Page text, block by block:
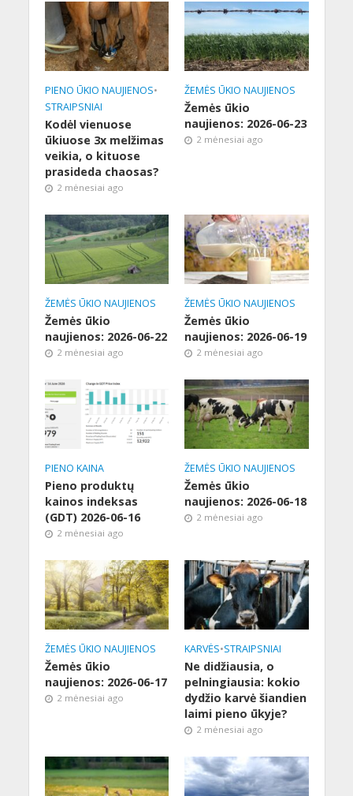
PIENO ŪKIO NAUJIENOS•
STRAIPSNIAI
Kodėl vienuose
ūkiuose 3x melžimas
veikia, o kituose
prasideda chaosas?
2 mėnesiai ago
ŽEMĖS ŪKIO NAUJIENOS
Žemės ūkio
naujienos: 2026-06-23
2 mėnesiai ago
ŽEMĖS ŪKIO NAUJIENOS
Žemės ūkio
naujienos: 2026-06-22
2 mėnesiai ago
ŽEMĖS ŪKIO NAUJIENOS
Žemės ūkio
naujienos: 2026-06-19
2 mėnesiai ago
PIENO KAINA
Pieno produktų
kainos indeksas
(GDT) 2026-06-16
2 mėnesiai ago
ŽEMĖS ŪKIO NAUJIENOS
Žemės ūkio
naujienos: 2026-06-18
2 mėnesiai ago
ŽEMĖS ŪKIO NAUJIENOS
Žemės ūkio
naujienos: 2026-06-17
2 mėnesiai ago
KARVĖS•STRAIPSNIAI
Ne didžiausia, o
pelningiausia: kokio
dydžio karvė šiandien
laimi pieno ūkyje?
2 mėnesiai ago